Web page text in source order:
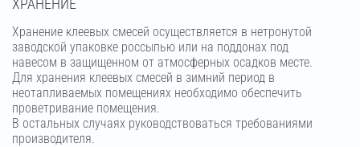
ХРАНЕНИЕ
Хранение клеевых смесей осуществляется в нетронутой
заводской упаковке россыпью или на поддонах под
навесом в защищенном от атмосферных осадков месте.
Для хранения клеевых смесей в зимний период в
неотапливаемых помещениях необходимо обеспечить
проветривание помещения.
В остальных случаях руководствоваться требованиями
производителя.